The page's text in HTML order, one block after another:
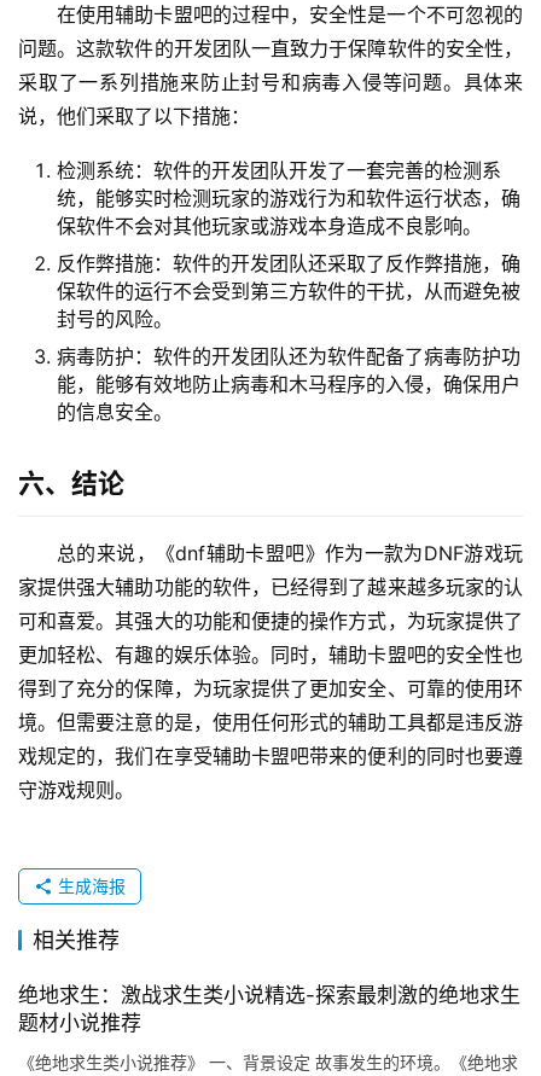
在使用辅助卡盟吧的过程中，安全性是一个不可忽视的
问题。这款软件的开发团队一直致力于保障软件的安全性，
采取了一系列措施来防止封号和病毒入侵等问题。具体来
说，他们采取了以下措施：
检测系统：软件的开发团队开发了一套完善的检测系
统，能够实时检测玩家的游戏行为和软件运行状态，确
保软件不会对其他玩家或游戏本身造成不良影响。
反作弊措施：软件的开发团队还采取了反作弊措施，确
保软件的运行不会受到第三方软件的干扰，从而避免被
封号的风险。
病毒防护：软件的开发团队还为软件配备了病毒防护功
能，能够有效地防止病毒和木马程序的入侵，确保用户
的信息安全。
六、结论
总的来说，《dnf辅助卡盟吧》作为一款为DNF游戏玩
家提供强大辅助功能的软件，已经得到了越来越多玩家的认
可和喜爱。其强大的功能和便捷的操作方式，为玩家提供了
更加轻松、有趣的娱乐体验。同时，辅助卡盟吧的安全性也
得到了充分的保障，为玩家提供了更加安全、可靠的使用环
境。但需要注意的是，使用任何形式的辅助工具都是违反游
戏规定的，我们在享受辅助卡盟吧带来的便利的同时也要遵
守游戏规则。
生成海报
相关推荐
绝地求生：激战求生类小说精选-探索最刺激的绝地求生
题材小说推荐
《绝地求生类小说推荐》 一、背景设定 故事发生的环境。《绝地求